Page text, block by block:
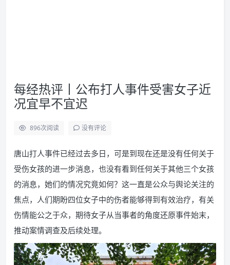
每经热评丨公布打人事件受害女子近
况宜早不宜迟
896次阅读 没有评论
唐山打人事件已经过去多日，可是到现在还是没有任何关于
受伤女孩的进一步消息，也没有看到任何关于其他三个女孩
的消息，她们的情况究竟如何？这一直是公众与舆论关注的
焦点，人们期盼四位女子中的伤者能够得到有效治疗，有关
伤情能公之于众，期待女子从当事者的角度还原事件始末，
推动案情调查及后续处理。